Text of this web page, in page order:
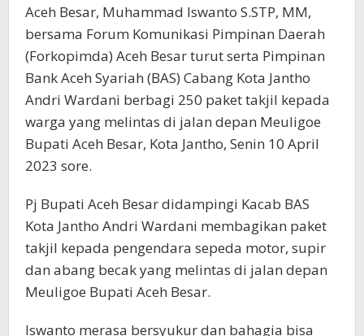
Aceh Besar, Muhammad Iswanto S.STP, MM,
bersama Forum Komunikasi Pimpinan Daerah
(Forkopimda) Aceh Besar turut serta Pimpinan
Bank Aceh Syariah (BAS) Cabang Kota Jantho
Andri Wardani berbagi 250 paket takjil kepada
warga yang melintas di jalan depan Meuligoe
Bupati Aceh Besar, Kota Jantho, Senin 10 April
2023 sore.
Pj Bupati Aceh Besar didampingi Kacab BAS
Kota Jantho Andri Wardani membagikan paket
takjil kepada pengendara sepeda motor, supir
dan abang becak yang melintas di jalan depan
Meuligoe Bupati Aceh Besar.
Iswanto merasa bersyukur dan bahagia bisa